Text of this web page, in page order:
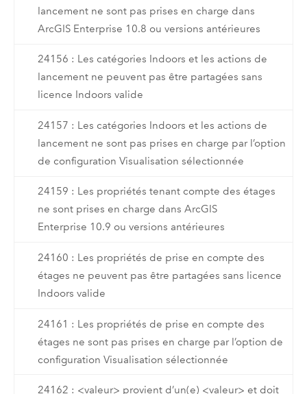
lancement ne sont pas prises en charge dans
ArcGIS Enterprise 10.8 ou versions antérieures
24156 : Les catégories Indoors et les actions de
lancement ne peuvent pas être partagées sans
licence Indoors valide
24157 : Les catégories Indoors et les actions de
lancement ne sont pas prises en charge par l’option
de configuration Visualisation sélectionnée
24159 : Les propriétés tenant compte des étages
ne sont prises en charge dans ArcGIS
Enterprise 10.9 ou versions antérieures
24160 : Les propriétés de prise en compte des
étages ne peuvent pas être partagées sans licence
Indoors valide
24161 : Les propriétés de prise en compte des
étages ne sont pas prises en charge par l’option de
configuration Visualisation sélectionnée
24162 : <valeur> provient d’un(e) <valeur> et doit